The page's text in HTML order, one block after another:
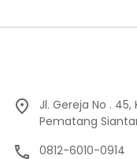
Jl. Gereja No . 45,
Pematang
0812-6010-0914